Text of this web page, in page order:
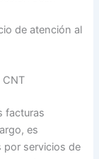
de atención al
CNT
facturas
es
por servicios de